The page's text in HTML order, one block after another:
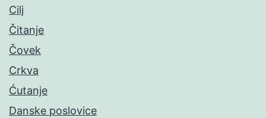
Cilj
Čitanje
Čovek
Crkva
Ćutanje
Danske poslovice